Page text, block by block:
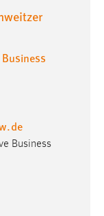
.de
Business